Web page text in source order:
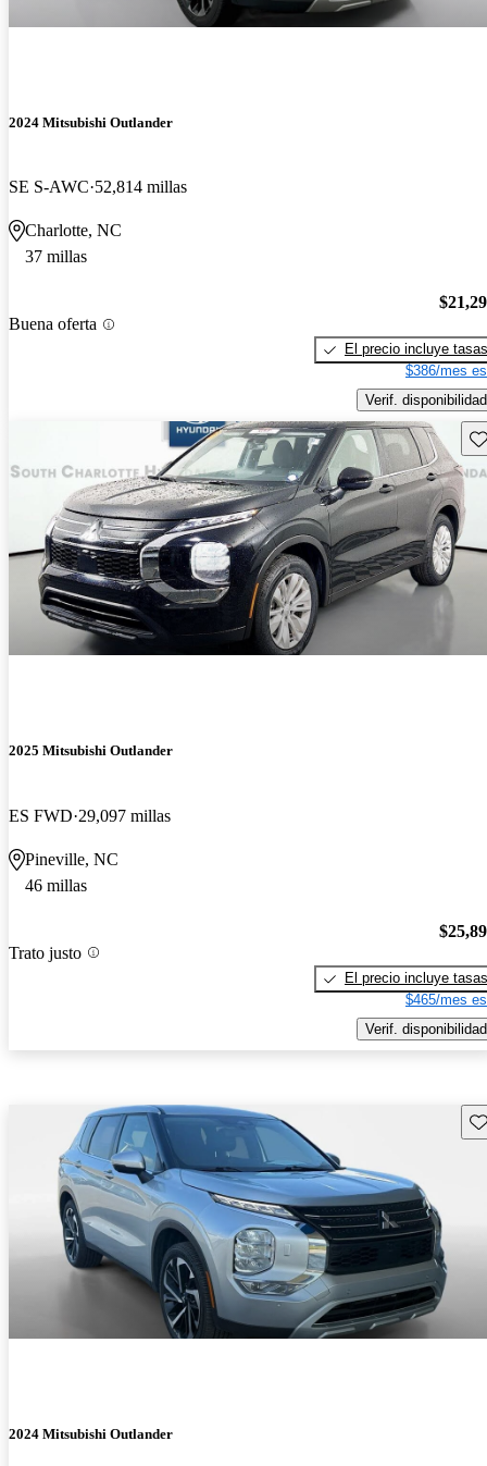
2024 Mitsubishi Outlander
SE S-AWC 52,814 millas
Charlotte, NC
37 millas
Buena oferta
El precio incluye tasas
$386/mes
Verif. disponibilidad
2025 Mitsubishi Outlander
ES FWD 29,097 millas
Pineville, NC
46 millas
Trato justo
El precio incluye tasas
$465/mes
Verif. disponibilidad
2024 Mitsubishi Outlander